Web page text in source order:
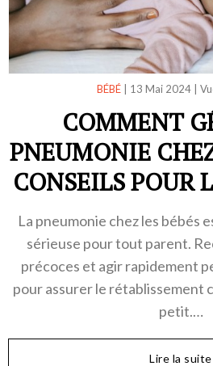
BÉBÉ| 13 Mai 2024|
COMMENT
PNEUMONIE
CONSEILS POUR
La pneumonie chez les bébés
sérieuse pour tout parent.
précoces et agir rapidement
pour assurer le rétablissement
petit.…
Lire la suite